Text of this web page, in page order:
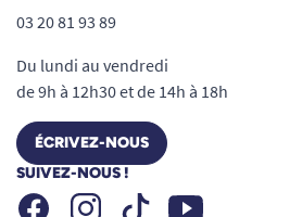
03 20 81 93 89
Du lundi au vendredi
de 9h à 12h30 et de 14h à 18h
ÉCRIVEZ-NOUS
SUIVEZ-NOUS !
FacebookInstagramTiktok Youtube